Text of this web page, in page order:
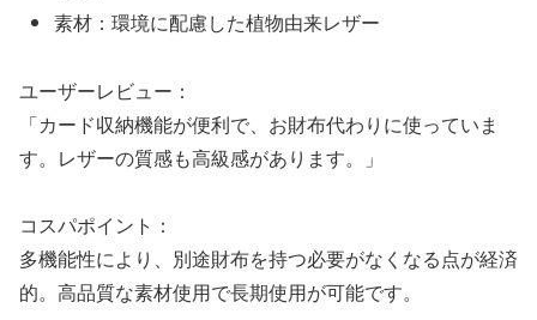
素材：環境に配慮した植物由来レザー
ユーザーレビュー：
「カード収納機能が便利で、お財布代わりに使っていま
す。レザーの質感も高級感があります。」
コスパポイント：
多機能性により、別途財布を持つ必要がなくなる点が経済
的。高品質な素材使用で長期使用が可能です。